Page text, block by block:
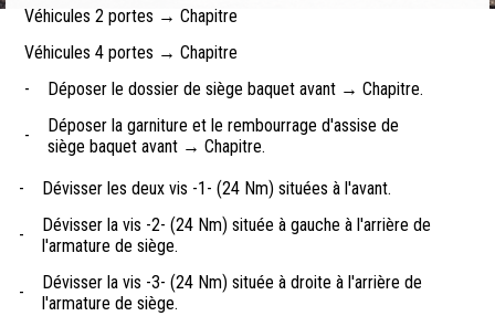
Véhicules 2 portes → Chapitre
Véhicules 4 portes → Chapitre
-
Déposer le dossier de siège baquet avant → Chapitre.
-
Déposer la garniture et le rembourrage d'assise de
siège baquet avant → Chapitre.
-
Dévisser les deux vis -1- (24 Nm) situées à l'avant.
-
Dévisser la vis -2- (24 Nm) située à gauche à l'arrière de
l'armature de siège.
-
Dévisser la vis -3- (24 Nm) située à droite à l'arrière de
l'armature de siège.